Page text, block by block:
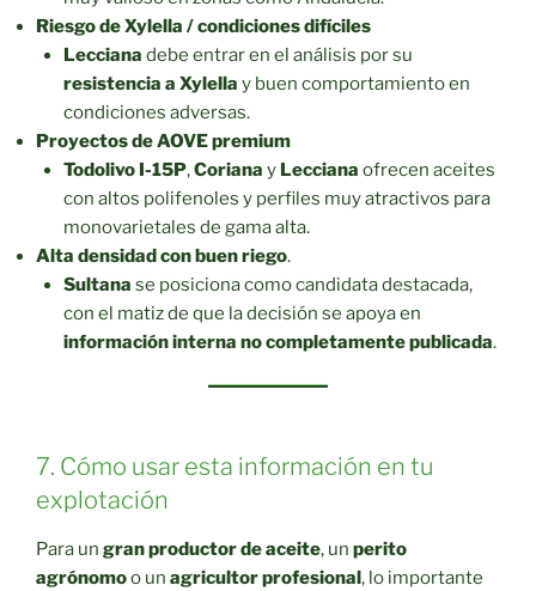
Riesgo de Xylella / condiciones difíciles
Lecciana debe entrar en el análisis por su
resistencia a Xylella y buen comportamiento en
condiciones adversas.
Proyectos de AOVE premium
Todolivo I-15P,Coriana y Lecciana ofrecen aceites
con altos polifenoles y perfiles muy atractivos para
monovarietales de gama alta.
Alta densidad con buen riego.
Sultana se posiciona como candidata destacada,
con el matiz de que la decisión se apoya en
información interna no completamente publicada.
7. Cómo usar esta información en tu
explotación
Para un gran productor de aceite, un perito
agrónomoo un agricultor profesional , lo importante